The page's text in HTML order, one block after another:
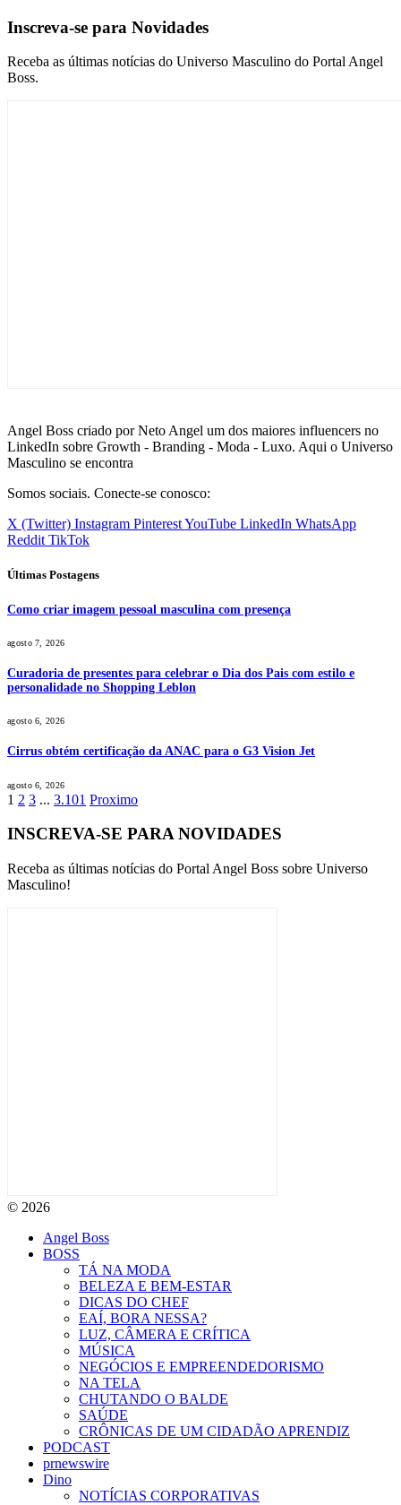
Inscreva-se para Novidades
Receba as últimas notícias do Universo Masculino do Portal Angel
Boss.
Angel Boss criado por Neto Angel um dos maiores influencers no
LinkedIn sobre Growth - Branding - Moda - Luxo. Aqui o Universo
Masculino se encontra
Somos sociais. Conecte-se conosco:
X (Twitter) Instagram PinterestYouTube LinkedIn WhatsApp
Reddit TikTok
Últimas Postagens
Como criar imagem pessoal masculina com presença
agosto 7, 2026
Curadoria de presentes para celebrar o Dia dos Pais com estilo e
personalidade no Shopping Leblon
agosto 6, 2026
Cirrus obtém certificação da ANAC para o G3 Vision Jet
agosto 6, 2026
1 2 3 ... 3.101 Proximo
INSCREVA-SE PARA NOVIDADES
Receba as últimas notícias do Portal Angel Boss sobre Universo
Masculino!
© 2026
Angel Boss
BOSS
TÁ NA MODA
BELEZA E BEM-ESTAR
DICAS DO CHEF
EAÍ, BORA NESSA?
LUZ, CÂMERA E CRÍTICA
MÚSICA
NEGÓCIOS E EMPREENDEDORISMO
NA TELA
CHUTANDO O BALDE
SAÚDE
CRÔNICAS DE UM CIDADÃO APRENDIZ
PODCAST
prnewswire
Dino
NOTÍCIAS CORPORATIVAS